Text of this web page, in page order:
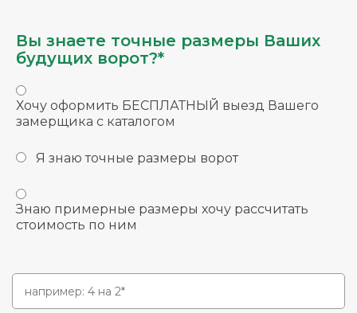
Вы знаете точные размеры Ваших
будущих ворот?*
Хочу оформить БЕСПЛАТНЫЙ выезд Вашего
замерщика с каталогом
Я знаю точные размеры ворот
Знаю примерные размеры хочу рассчитать
стоимость по ним